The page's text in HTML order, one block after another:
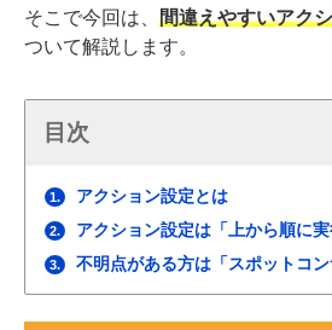
そこで今回は、 間違えやすいアク
ついて解説します。
目次
1. アクション設定とは
2. アクション設定は「上から順に
3. 不明点がある方は「スポットコ